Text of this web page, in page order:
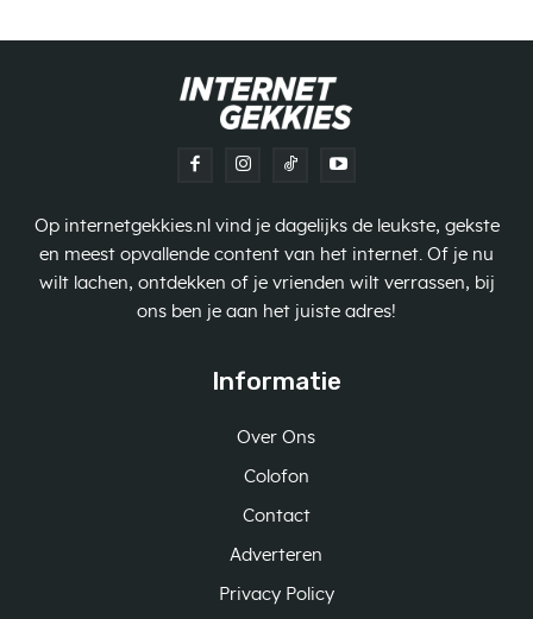
Op internetgekkies.nl vind je dagelijks de leukste, gekste
en meest opvallende content van het internet. Of je nu
wilt lachen, ontdekken of je vrienden wilt verrassen, bij
ons ben je aan het juiste adres!
Informatie
Over Ons
Colofon
Contact
Adverteren
Privacy Policy